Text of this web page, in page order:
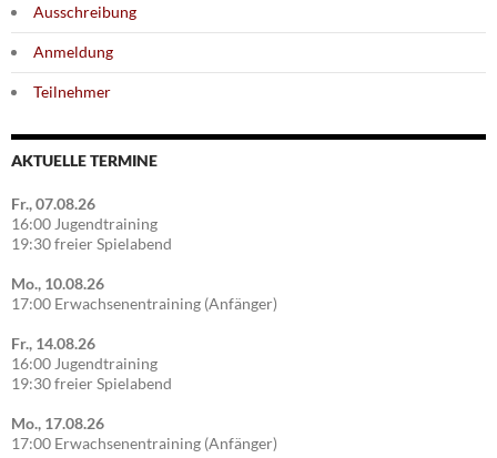
Ausschreibung
Anmeldung
Teilnehmer
AKTUELLE TERMINE
Fr., 07.08.26
16:00 Jugendtraining
19:30 freier Spielabend
Mo., 10.08.26
17:00 Erwachsenentraining (Anfänger)
Fr., 14.08.26
16:00 Jugendtraining
19:30 freier Spielabend
Mo., 17.08.26
17:00 Erwachsenentraining (Anfänger)